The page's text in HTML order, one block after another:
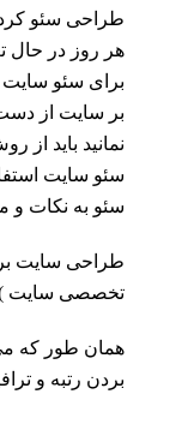
طراحی سئو
هر روز در حال
برای سئو سایت
بر سایت از دست
نمانید باید
سئو سایت
سئو به نکات و
طراحی سایت
تخصصی سایت
همان طور که می
بردن رتبه و